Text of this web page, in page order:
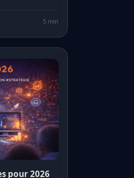
5 min
pour 2026